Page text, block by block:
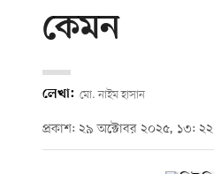
কেমন
লেখা: মো. নাইম হাসান
প্রকাশ: ২৯ অক্টোবর ২০২৫, ১৩: ২২